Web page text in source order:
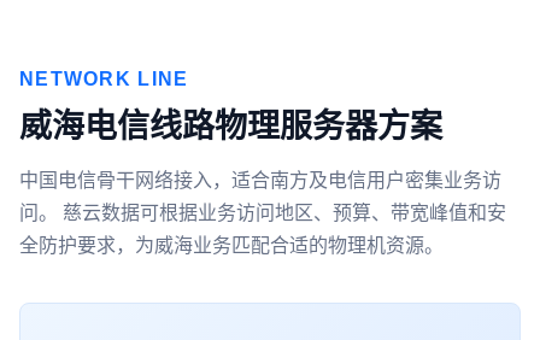
NETWORK LINE
威海电信线路物理服务器方案
中国电信骨干网络接入，适合南方及电信用户密集业务访
问。 慈云数据可根据业务访问地区、预算、带宽峰值和安
全防护要求，为威海业务匹配合适的物理机资源。